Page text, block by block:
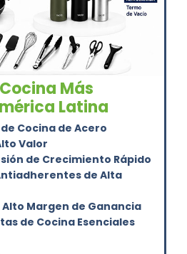
Más
Latina
Cocina de Acero
Valor
de Crecimiento Rápido
de Alta
Margen de Ganancia
de Cocina Esenciales